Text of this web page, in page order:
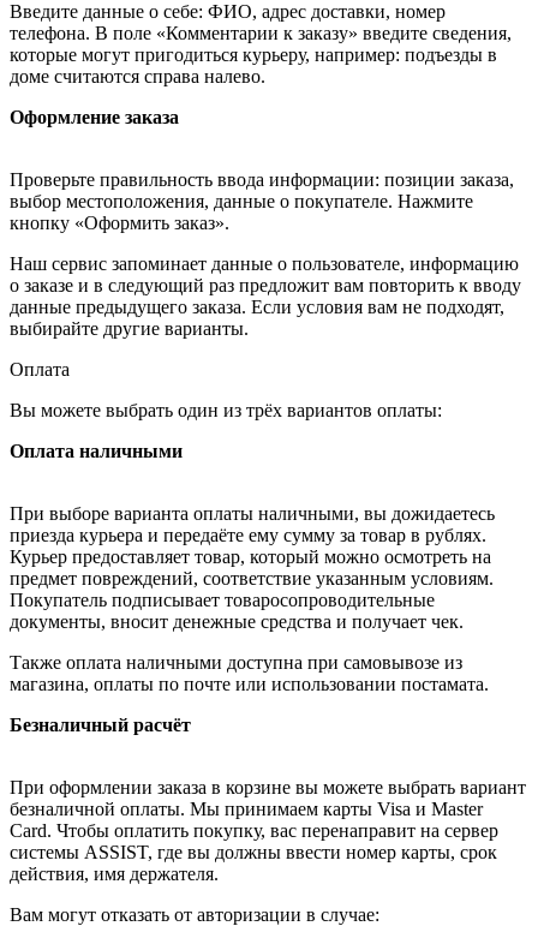
Введите данные о себе: ФИО, адрес доставки, номер
телефона. В поле «Комментарии к заказу» введите сведения,
которые могут пригодиться курьеру, например: подъезды в
доме считаются справа налево.
Оформление заказа
Проверьте правильность ввода информации: позиции заказа,
выбор местоположения, данные о покупателе. Нажмите
кнопку «Оформить заказ».
Наш сервис запоминает данные о пользователе, информацию
о заказе и в следующий раз предложит вам повторить к вводу
данные предыдущего заказа. Если условия вам не подходят,
выбирайте другие варианты.
Оплата
Вы можете выбрать один из трёх вариантов оплаты:
Оплата наличными
При выборе варианта оплаты наличными, вы дожидаетесь
приезда курьера и передаёте ему сумму за товар в рублях.
Курьер предоставляет товар, который можно осмотреть на
предмет повреждений, соответствие указанным условиям.
Покупатель подписывает товаросопроводительные
документы, вносит денежные средства и получает чек.
Также оплата наличными доступна при самовывозе из
магазина, оплаты по почте или использовании постамата.
Безналичный расчёт
При оформлении заказа в корзине вы можете выбрать вариант
безналичной оплаты. Мы принимаем карты Visa и Master
Card. Чтобы оплатить покупку, вас перенаправит на сервер
системы ASSIST, где вы должны ввести номер карты, срок
действия, имя держателя.
Вам могут отказать от авторизации в случае: